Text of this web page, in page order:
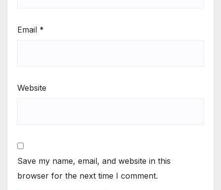
Email *
Website
Save my name, email, and website in this
browser for the next time I comment.